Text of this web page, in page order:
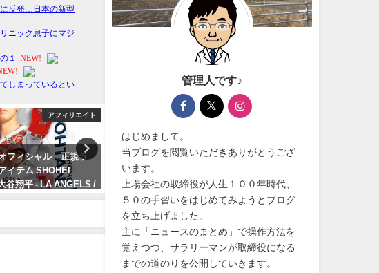
アフィリエイト
デーピュアうるおい
入の口コミと効果を
アフィリエイト
【総合ランキング1位】shu
uemura アルティム8∞ クレンジ
ング オイルの魅力と効果
2024年2月12日
【SALONIA サロニア スピ
乾 ドライヤーの魅力とおす
ポイント
管理人です♪
はじめまして。
当ブログを閲覧いただきありがとうござ
います。
上場会社の取締役が人生１００年時代、
５０の手習いをはじめてみようとブログ
を立ち上げました。
主に「ニュースのまとめ」で操作方法を
覚えつつ、サラリーマンが取締役になる
までの道のりを公開していきます。